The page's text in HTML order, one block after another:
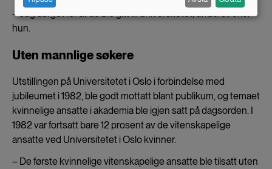
– Jeg sørget for at de ble gitt til universitetet, understreker
hun.
Uten mannlige søkere
Utstillingen på Universitetet i Oslo i forbindelse med
jubileumet i 1982, ble godt mottatt blant publikum, og temaet
kvinnelige ansatte i akademia ble igjen satt på dagsorden. I
1982 var fortsatt bare 12 prosent av de vitenskapelige
ansatte ved Universitetet i Oslo kvinner.
– De første kvinnelige vitenskapelige ansatte ble tilsatt uten
data
and
cookies